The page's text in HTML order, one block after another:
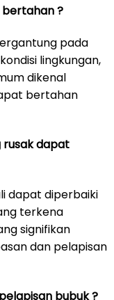
bertahan ?
pada
lingkungan,
dikenal
bertahan
rusak dapat
dapat diperbaiki
terkena
signifikan
dan pelapisan
bubuk ?